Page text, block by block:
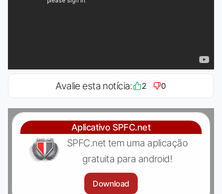
Avalie esta notícia: 2 0
Aplicativo SPFC.net
SPFC.net tem uma aplicação
gratuita para android!
Download